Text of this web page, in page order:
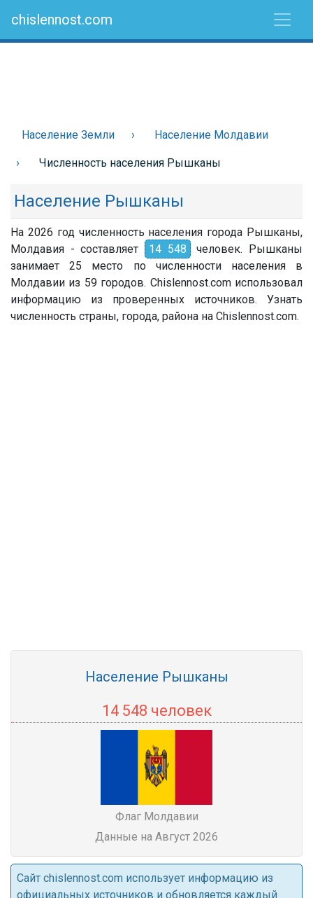
chislennost.com
Население Земли Население Молдавии
Численность населения Рышканы
Население Рышканы
На 2026 год численность населения города Рышканы,
Молдавия - составляет
14 548 человек. Рышканы
занимает 25 место по численности населения в
Молдавии из 59 городов. Chislennost.com использовал
информацию из проверенных источников. Узнать
численность страны, города, района на Chislennost.com.
Население Рышканы
14 548 человек
Флаг Молдавии
Данные на Август 2026
Cайт chislennost.com использует информацию из
официальных источников и обновляется каждый